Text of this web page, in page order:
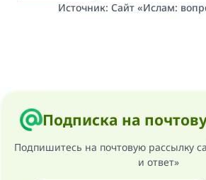
Источник: Сайт «Ислам:
Подписка на
Подпишитесь на почтовую рассылку
и ответ»